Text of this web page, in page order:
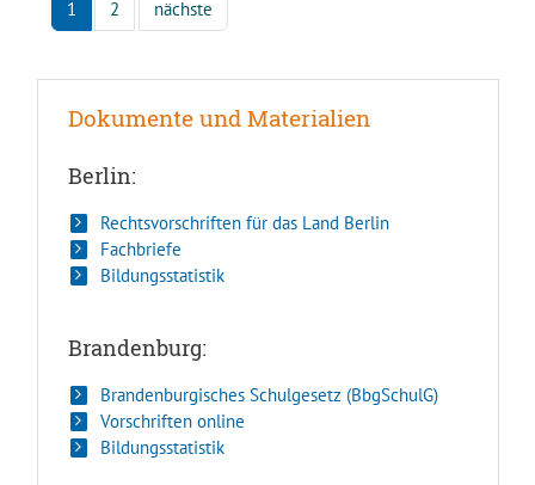
1 2 nächste
Dokumente und Materialien
Berlin:
Rechtsvorschriften für das Land Berlin
Fachbriefe
Bildungsstatistik
Brandenburg:
Brandenburgisches Schulgesetz (BbgSchulG)
Vorschriften online
Bildungsstatistik